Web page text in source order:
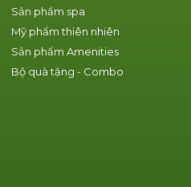
Sản phẩm spa
Mỹ phẩm thiên nhiên
Sản phẩm Amenities
Bộ quà tặng - Combo